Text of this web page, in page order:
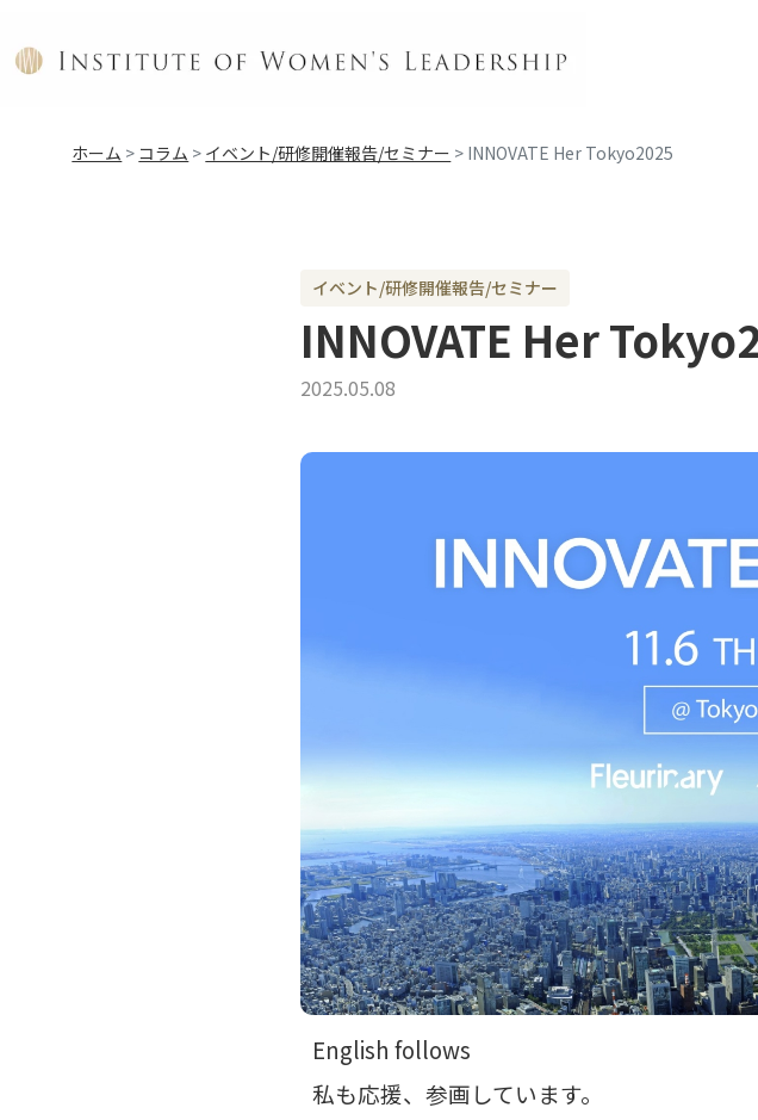
ホーム > コラム > イベント/研修開催報告/セミナー > INNOVATE Her Tokyo2025
イベント/研修開催報告/セミナー
INNOVATE Her
2025.05.08
English follows
私も応援、参画しています。